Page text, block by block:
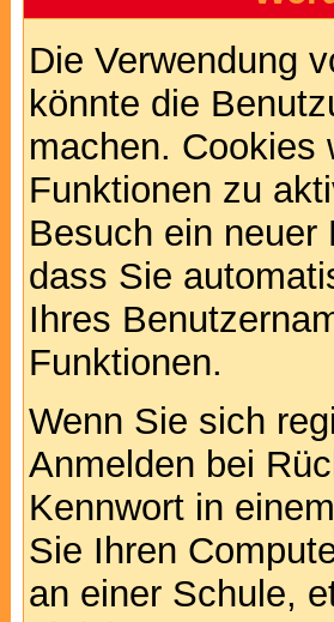
Die Verwendung
könnte die
machen. Cookies
Funktionen zu
Besuch ein neuer
dass Sie
Ihres
Funktionen.
Wenn Sie sich
Anmelden bei
Kennwort in
Sie Ihren
an einer Schule,